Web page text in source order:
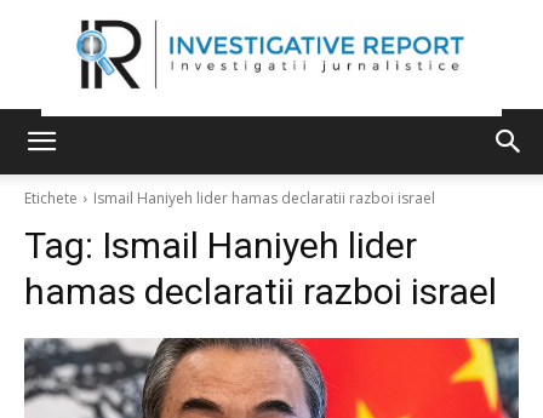
Etichete Ismail Haniyeh lider hamas declaratii razboi israel
Tag: Ismail Haniyeh lider
hamas declaratii razboi israel